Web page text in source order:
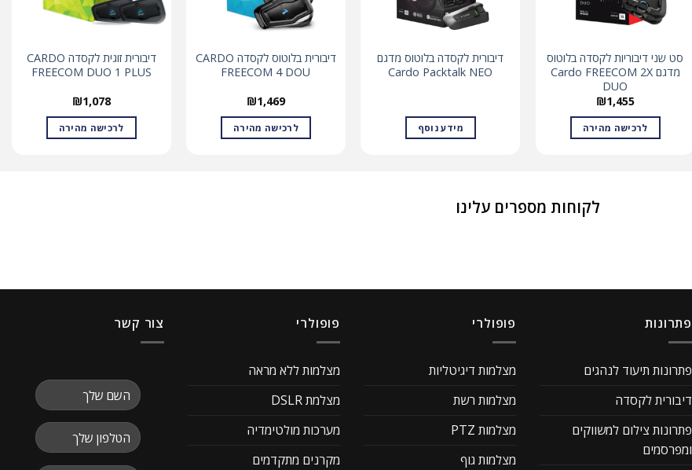
סט שני דיבוריות לקסדה בלוטוס
מדגם Cardo FREECOM 2X
DUO
₪1,455
לרכישה מהירה
דיבורית לקסדה בלוטוס מדגם
Cardo Packtalk NEO
מידע נוסף
דיבורית בלוטוס לקסדה CARDO
FREECOM 4 DOU
₪1,469
לרכישה מהירה
דיבורית זוגית לקסדה CARDO
FREECOM DUO 1 PLUS
₪1,078
לרכישה מהירה
לקוחות מספרים עלינו
פתרונות
פתרונות תיעוד לנהגים
דיבורית לקסדה
פתרונות צילום למשווקים
ומפרסמים
פופולרי
מצלמות דיגיטליות
מצלמות רשת
מצלמות PTZ
מצלמות גוף
פופולרי
מצלמות ללא מראה
מצלמת DSLR
מערכות מולטימדיה
מקרנים מתקדמים
צור קשר